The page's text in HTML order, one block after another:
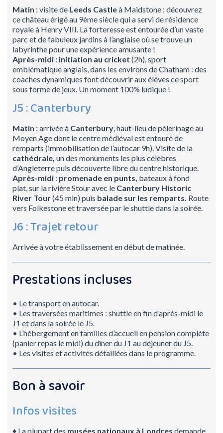
Matin : visite de Leeds Castleà Maidstone : découvrez
ce château érigé au 9ème siècle qui a servi de résidence
royale à Henry VIII. La forteresse est entourée d’un vaste
parc et de fabuleux jardins à l’anglaise où se trouve un
labyrinthe pour une expérience amusante !
Après-midi : initiation au cricket (2h), sport
emblématique anglais, dans les environs de Chatham : des
coaches dynamiques font découvrir aux élèves ce sport
sous forme de jeux. Un moment 100% ludique !
J5 : Canterbury
Matin : arrivée à Canterbury , haut-lieu de pèlerinage au
Moyen Age dont le centre médiéval est entouré de
remparts (immobilisation de l’autocar 9h). Visite de la
cathédrale, un des monuments les plus célèbres
d’Angleterre puis découverte libre du centre historique.
Après-midi : promenade en punts, bateaux à fond
plat, sur la rivière Stour avec le Canterbury Historic
River Tour(45 min) puis balade sur les remparts Route
vers Folkestone et traversée par le shuttle dans la soirée.
J6 : Trajet retour
Arrivée à votre établissement en début de matinée.
Prestations incluses
• Le transport en autocar.
• Les traversées maritimes : shuttle en fin d’après-midi le
J1 et dans la soirée le J5.
• L’hébergement en familles d’accueil en pension complète
(panier repas le midi) du dîner du J1 au déjeuner du J5.
• Les visites et activités détaillées dans le programme.
Bon à savoir
Infos visites
♦ La plupart des musées nationaux à Londres demande